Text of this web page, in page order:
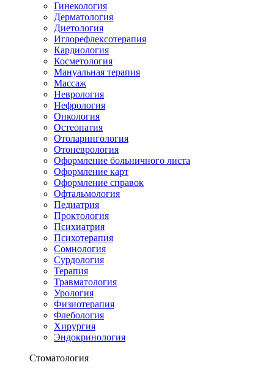
Гинекология
Дерматология
Диетология
Иглорефлексотерапия
Кардиология
Косметология
Мануальная терапия
Массаж
Неврология
Нефрология
Онкология
Остеопатия
Отоларингология
Отоневрология
Оформление больничного листа
Оформление карт
Оформление справок
Офтальмология
Педиатрия
Проктология
Психиатрия
Психотерапия
Сомнология
Сурдология
Терапия
Травматология
Урология
Физиотерапия
Флебология
Хирургия
Эндокринология
Стоматология